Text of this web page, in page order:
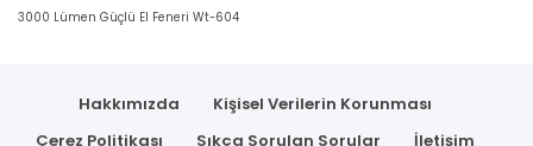
3000 Lümen Güçlü El Feneri Wt-604
Hakkımızda
Kişisel Verilerin Korunması
Çerez Politikası
Sıkça Sorulan Sorular
İletişim